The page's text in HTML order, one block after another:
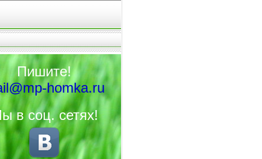
Пишите!
homka.ru
в соц. сетях!